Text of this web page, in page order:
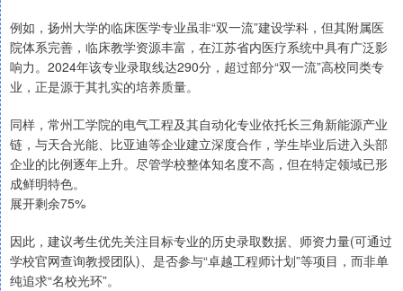
例如，扬州大学的临床医学专业虽非“双一流”建设学科，但其附属医
院体系完善，临床教学资源丰富，在江苏省内医疗系统中具有广泛影
响力。2024年该专业录取线达290分，超过部分“双一流”高校同类专
业，正是源于其扎实的培养质量。
同样，常州工学院的电气工程及其自动化专业依托长三角新能源产业
链，与天合光能、比亚迪等企业建立深度合作，学生毕业后进入头部
企业的比例逐年上升。尽管学校整体知名度不高，但在特定领域已形
成鲜明特色。
展开剩余75%
因此，建议考生优先关注目标专业的历史录取数据、师资力量(可通过
学校官网查询教授团队)、是否参与“卓越工程师计划”等项目，而非单
纯追求“名校光环”。